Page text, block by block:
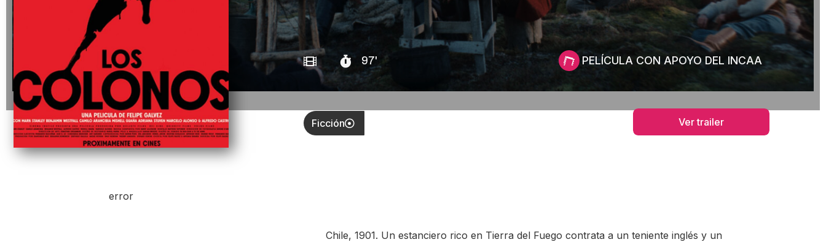
97' PELÍCULA CON APOYO DEL INCAA
Ficción Ver trailer
error
Chile, 1901. Un estanciero rico en Tierra del Fuego contrata a un teniente inglés y un